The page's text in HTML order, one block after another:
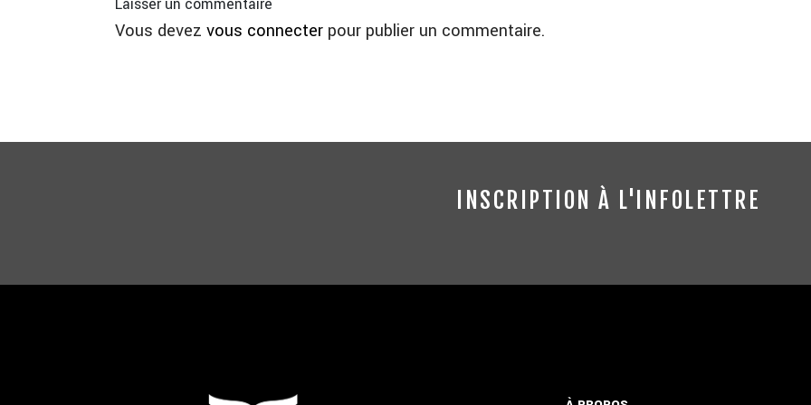
Laisser un commentaire
Vous devez vous connecter pour publier un commentaire.
INSCRIPTION À L'INFOLETTRE